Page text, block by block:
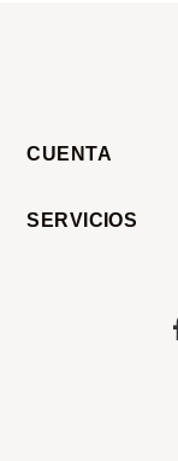
CUENTA
SERVICIOS